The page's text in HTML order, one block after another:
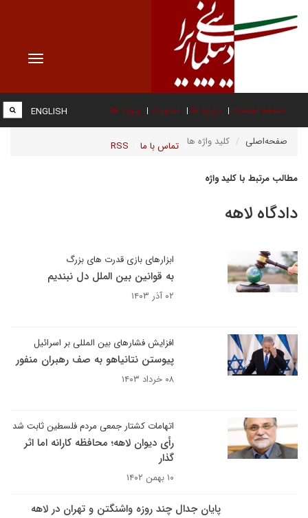
Toggle
صفحه نخست درباره ما عضویت پیوند ها
تماس با ما RSS
ENGLISH
صفحه‌اصلی کلید واژه ها
مطالب مرتبط با کلید واژه
دادگاه لاهه
ابزارهای بازی قدرت های بزرگ
به قوانین بین الملل دل نبندیم
۰۲ آذر ۱۴۰۳
افزایش فشارهای بین المللی بر اسرائیل
پیوستن نتانیاهو به صف رهبران منفور
۰۸ خرداد ۱۴۰۳
اتهامات کشتار جمعی مردم فلسطین ثابت شد
رأی دیوان لاهه؛ محافظه کارانه اما اثر
گذار
۱۰ بهمن ۱۴۰۲
پایان جدال چند روزه واشنگتن و تهران در لاهه